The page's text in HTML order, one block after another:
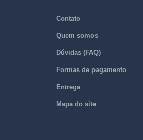
Contato
Quem somos
Dúvidas (FAQ)
Formas de pagamento
Entrega
Mapa do site